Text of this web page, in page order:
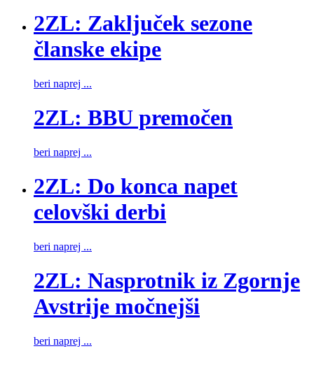
2ZL: Zaključek sezone
članske ekipe
beri naprej ...
2ZL: BBU premočen
beri naprej ...
2ZL: Do konca napet
celovški derbi
beri naprej ...
2ZL: Nasprotnik iz Zgornje
Avstrije močnejši
beri naprej ...